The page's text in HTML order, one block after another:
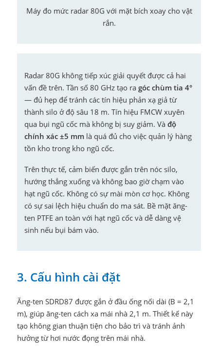
Máy đo mức radar 80G với mặt bích xoay cho vật
rắn.
Radar 80G không tiếp xúc giải quyết được cả hai
vấn đề trên. Tần số 80 GHz tạo ra góc chùm tia 4°
— đủ hẹp để tránh các tín hiệu phản xạ giả từ
thành silo ở độ sâu 18 m. Tín hiệu FMCW xuyên
qua bụi ngũ cốc mà không bị suy giảm. Và độ
chính xác ±5 mmlà quá đủ cho việc quản lý hàng
tồn kho trong kho ngũ cốc.
Trên thực tế, cảm biến được gắn trên nóc silo,
hướng thẳng xuống và không bao giờ chạm vào
hạt ngũ cốc. Không có sự mài mòn cơ học. Không
có sự sai lệch hiệu chuẩn do ma sát. Bề mặt ăng-
ten PTFE an toàn với hạt ngũ cốc và dễ dàng vệ
sinh nếu bụi bám vào.
3. Cấu hình cài đặt
Ăng-ten SDRD87 được gắn ở đầu ống nối dài (B = 2,1
m), giúp ăng-ten cách xa mái nhà 2,1 m. Thiết kế này
tạo không gian thuận tiện cho bảo trì và tránh ảnh
hưởng từ hơi nước đọng trên mái nhà.